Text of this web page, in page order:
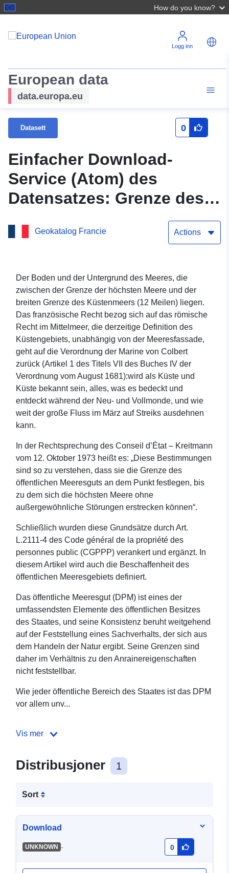
How do you know?
Logg inn
European data
data.europa.eu
Datasett 0
Einfacher Download-
Service (Atom) des
Datensatzes: Grenze des
natürlichen öffentlichen
Meeresgutes vor dem Meer
Geokatalog Francie Actions
Der Boden und der Untergrund des Meeres, die
zwischen der Grenze der höchsten Meere und der
breiten Grenze des Küstenmeers (12 Meilen) liegen.
Das französische Recht bezog sich auf das römische
Recht im Mittelmeer, die derzeitige Definition des
Küstengebiets, unabhängig von der Meeresfassade,
geht auf die Verordnung der Marine von Colbert
zurück (Artikel 1 des Titels VII des Buches IV der
Verordnung vom August 1681):wird als Küste und
Küste bekannt sein, alles, was es bedeckt und
entdeckt während der Neu- und Vollmonde, und wie
weit der große Fluss im März auf Streiks ausdehnen
kann.
In der Rechtsprechung des Conseil d’État – Kreitmann
vom 12. Oktober 1973 heißt es: „Diese Bestimmungen
sind so zu verstehen, dass sie die Grenze des
öffentlichen Meeresguts an dem Punkt festlegen, bis
zu dem sich die höchsten Meere ohne
außergewöhnliche Störungen erstrecken können“.
Schließlich wurden diese Grundsätze durch Art.
L.2111-4 des Code général de la propriété des
personnes public (CGPPP) verankert und ergänzt. In
diesem Artikel wird auch die Beschaffenheit des
öffentlichen Meeresgebiets definiert.
Das öffentliche Meeresgut (DPM) ist eines der
umfassendsten Elemente des öffentlichen Besitzes
des Staates, und seine Konsistenz beruht weitgehend
auf der Feststellung eines Sachverhalts, der sich aus
dem Handeln der Natur ergibt. Seine Grenzen sind
daher im Verhältnis zu den Anrainereigenschaften
nicht feststellbar.
Wie jeder öffentliche Bereich des Staates ist das DPM
vor allem unv...
Vis mer
Distribusjoner 1
Sort
Download
UNKNOWN - 0